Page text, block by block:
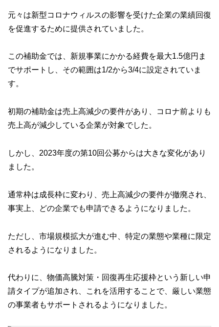
元々は新型コロナウィルスの影響を受けた企業の業績回復
を促進するために提供されていました。
この補助金では、新規事業にかかる経費を最大1.5億円ま
でサポートし、その範囲は1/2から3/4に設定されていま
す。
初期の補助金は売上高減少の要件があり、コロナ前よりも
売上高が減少している企業が対象でした。
しかし、2023年度の第10回公募からは大きな変化があり
ました。
通常枠は成長枠に変わり、売上高減少の要件が撤廃され、
事実上、どの企業でも申請できるようになりました。
ただし、市場規模拡大が進む中、特定の業態や業種に限定
されるようになりました。
代わりに、物価高騰対策・回復再生応援枠という新しい申
請タイプが追加され、これを活用することで、厳しい業態
の事業者もサポートされるようになりました。